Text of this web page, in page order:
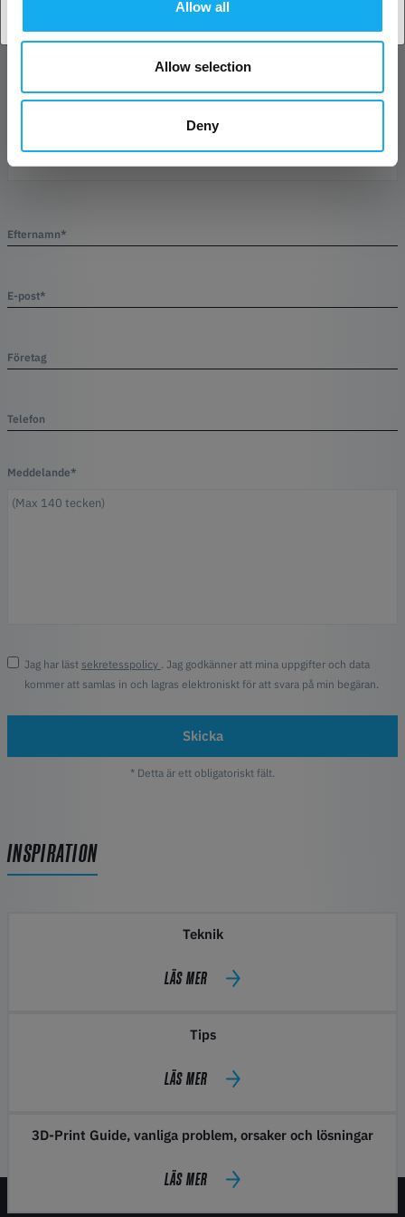
Allow all
Allow selection
Deny
FRÅGOR OM ARTIKELN?
Efternamn*
E-post*
Företag
Telefon
Meddelande*
Jag har läst sekretesspolicy . Jag godkänner att mina uppgifter och data
kommer att samlas in och lagras elektroniskt för att svara på min begäran.
Skicka
* Detta är ett obligatoriskt fält.
INSPIRATION
Teknik
LÄS MER
Tips
LÄS MER
3D-Print Guide, vanliga problem, orsaker och lösningar
LÄS MER